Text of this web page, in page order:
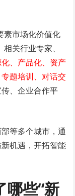
素市场化价值化
关行业专家、
、产品化、资产
题培训、对话交
、企业合作平
等多个城市，通
机遇，开拓智能
哪些“新